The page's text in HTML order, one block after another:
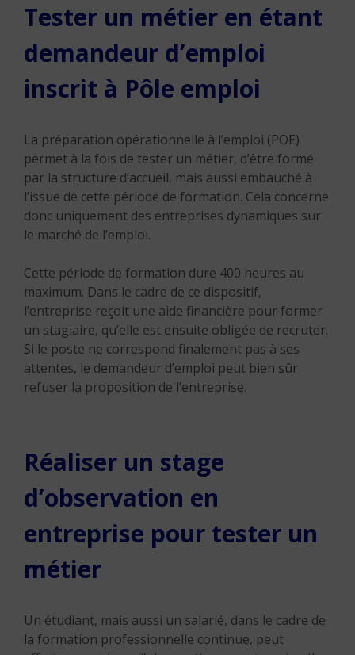
Tester un métier en étant
demandeur d’emploi
inscrit à Pôle emploi
La préparation opérationnelle à l’emploi (POE)
permet à la fois de tester un métier, d’être formé
par la structure d’accueil, mais aussi embauché à
l’issue de cette période de formation. Cela concerne
donc uniquement des entreprises dynamiques sur
le marché de l’emploi.
Cette période de formation dure 400 heures au
maximum. Dans le cadre de ce dispositif,
l’entreprise reçoit une aide financière pour former
un stagiaire, qu’elle est ensuite obligée de recruter.
Si le poste ne correspond finalement pas à ses
attentes, le demandeur d’emploi peut bien sûr
refuser la proposition de l’entreprise.
Réaliser un stage
d’observation en
entreprise pour tester un
métier
Un étudiant, mais aussi un salarié, dans le cadre de
la formation professionnelle continue, peut